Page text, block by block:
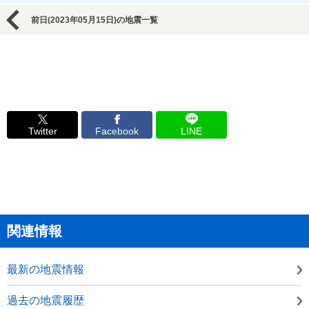
前日(2023年05月15日)の地震一覧
Twitter Facebook LINE
関連情報
最新の地震情報
過去の地震履歴